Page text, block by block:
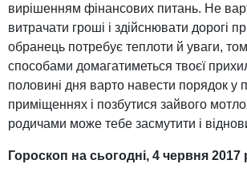
вирішенням фінансових питань. Не
витрачати гроші і здійснювати дорогі
обранець потребує теплоти й уваги,
способами домагатиметься твоєї
половині дня варто навести порядок у
приміщеннях і позбутися зайвого
родичами може тебе засмутити і
Гороскоп на сьогодні, 4 червня 2017